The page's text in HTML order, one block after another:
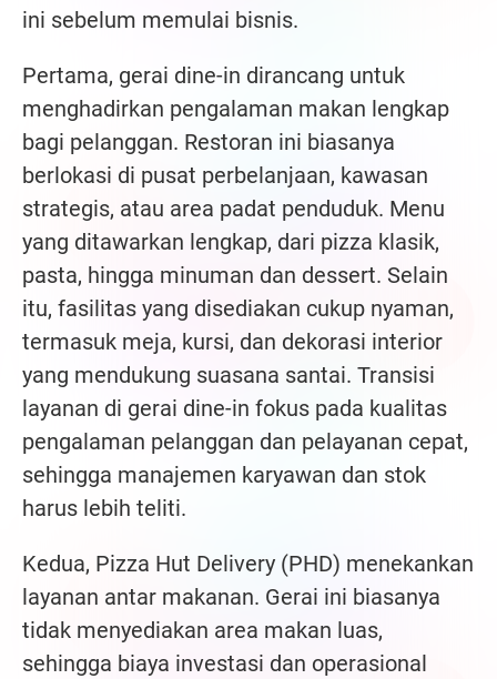
ini sebelum memulai bisnis.
Pertama, gerai dine-in dirancang untuk
menghadirkan pengalaman makan lengkap
bagi pelanggan. Restoran ini biasanya
berlokasi di pusat perbelanjaan, kawasan
strategis, atau area padat penduduk. Menu
yang ditawarkan lengkap, dari pizza klasik,
pasta, hingga minuman dan dessert. Selain
itu, fasilitas yang disediakan cukup nyaman,
termasuk meja, kursi, dan dekorasi interior
yang mendukung suasana santai. Transisi
layanan di gerai dine-in fokus pada kualitas
pengalaman pelanggan dan pelayanan cepat,
sehingga manajemen karyawan dan stok
harus lebih teliti.
Kedua, Pizza Hut Delivery (PHD) menekankan
layanan antar makanan. Gerai ini biasanya
tidak menyediakan area makan luas,
sehingga biaya investasi dan operasional